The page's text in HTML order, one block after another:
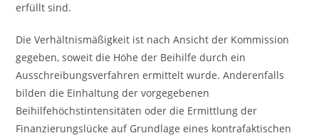
erfüllt sind.
Die Verhältnismäßigkeit ist nach Ansicht der Kommission
gegeben, soweit die Höhe der Beihilfe durch ein
Ausschreibungsverfahren ermittelt wurde. Anderenfalls
bilden die Einhaltung der vorgegebenen
Beihilfehöchstintensitäten oder die Ermittlung der
Finanzierungslücke auf Grundlage eines kontrafaktischen